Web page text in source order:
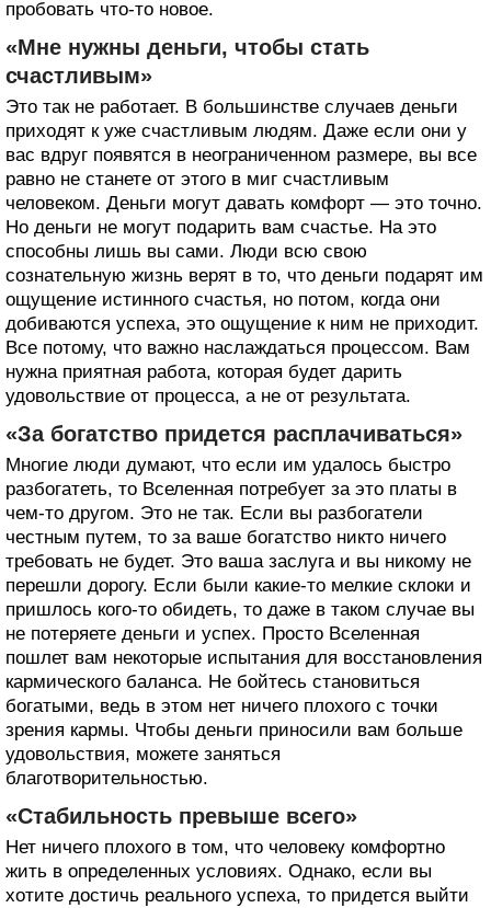
пробовать что-то новое.
«Мне нужны деньги, чтобы стать
счастливым»
Это так не работает. В большинстве случаев деньги
приходят к уже счастливым людям. Даже если они у
вас вдруг появятся в неограниченном размере, вы все
равно не станете от этого в миг счастливым
человеком. Деньги могут давать комфорт — это точно.
Но деньги не могут подарить вам счастье. На это
способны лишь вы сами. Люди всю свою
сознательную жизнь верят в то, что деньги подарят им
ощущение истинного счастья, но потом, когда они
добиваются успеха, это ощущение к ним не приходит.
Все потому, что важно наслаждаться процессом. Вам
нужна приятная работа, которая будет дарить
удовольствие от процесса, а не от результата.
«За богатство придется расплачиваться»
Многие люди думают, что если им удалось быстро
разбогатеть, то Вселенная потребует за это платы в
чем-то другом. Это не так. Если вы разбогатели
честным путем, то за ваше богатство никто ничего
требовать не будет. Это ваша заслуга и вы никому не
перешли дорогу. Если были какие-то мелкие склоки и
пришлось кого-то обидеть, то даже в таком случае вы
не потеряете деньги и успех. Просто Вселенная
пошлет вам некоторые испытания для восстановления
кармического баланса. Не бойтесь становиться
богатыми, ведь в этом нет ничего плохого с точки
зрения кармы. Чтобы деньги приносили вам больше
удовольствия, можете заняться
благотворительностью.
«Стабильность превыше всего»
Нет ничего плохого в том, что человеку комфортно
жить в определенных условиях. Однако, если вы
хотите достичь реального успеха, то придется выйти